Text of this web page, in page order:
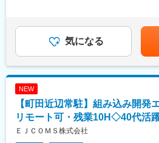
Linux/Android/Java/C++などが中心
現在は、ご自宅からのテレワーク
先）を織り交ぜたハイブリットワ
※情勢やプロジェクトに応じ働き方
て上下する可能性があります。月
です。 気になる
NEW
【町田近辺常駐】組み込み開
リモート可・残業10H◇40代活
ＥＪＣＯＭＳ株式会社